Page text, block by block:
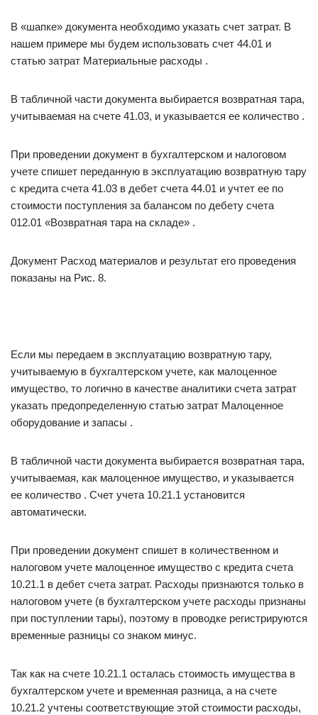
В «шапке» документа необходимо указать счет затрат. В
нашем примере мы будем использовать счет 44.01 и
статью затрат Материальные расходы .
В табличной части документа выбирается возвратная тара,
учитываемая на счете 41.03, и указывается ее количество .
При проведении документ в бухгалтерском и налоговом
учете спишет переданную в эксплуатацию возвратную тару
с кредита счета 41.03 в дебет счета 44.01 и учтет ее по
стоимости поступления за балансом по дебету счета
012.01 «Возвратная тара на складе» .
Документ Расход материалов и результат его проведения
показаны на Рис. 8.
Если мы передаем в эксплуатацию возвратную тару,
учитываемую в бухгалтерском учете, как малоценное
имущество, то логично в качестве аналитики счета затрат
указать предопределенную статью затрат Малоценное
оборудование и запасы .
В табличной части документа выбирается возвратная тара,
учитываемая, как малоценное имущество, и указывается
ее количество . Счет учета 10.21.1 установится
автоматически.
При проведении документ спишет в количественном и
налоговом учете малоценное имущество с кредита счета
10.21.1 в дебет счета затрат. Расходы признаются только в
налоговом учете (в бухгалтерском учете расходы признаны
при поступлении тары), поэтому в проводке регистрируются
временные разницы со знаком минус.
Так как на счете 10.21.1 осталась стоимость имущества в
бухгалтерском учете и временная разница, а на счете
10.21.2 учтены соответствующие этой стоимости расходы,